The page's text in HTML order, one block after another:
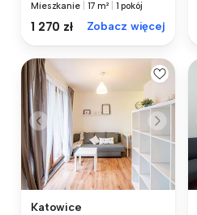
Mieszkanie 17 m² 1 pokój
1 270 zł Zobacz więcej
Katowice